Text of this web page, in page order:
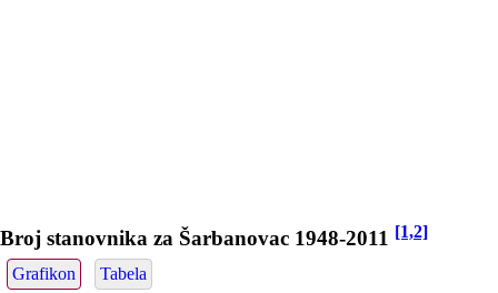
Broj stanovnika za Šarbanovac 1948-2011 [1,2]
Grafikon Tabela